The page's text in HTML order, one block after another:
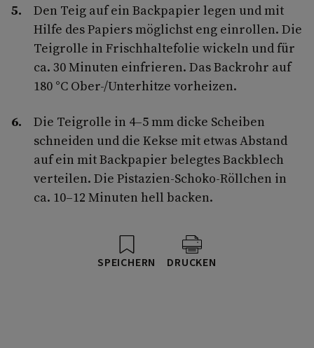
Den Teig auf ein Backpapier legen und mit
Hilfe des Papiers möglichst eng einrollen. Die
Teigrolle in Frischhaltefolie wickeln und für
ca. 30 Minuten einfrieren. Das Backrohr auf
180 °C Ober-/Unterhitze vorheizen.
Die Teigrolle in 4–5 mm dicke Scheiben
schneiden und die Kekse mit etwas Abstand
auf ein mit Backpapier belegtes Backblech
verteilen. Die Pistazien-Schoko-Röllchen in
ca. 10–12 Minuten hell backen.
SPEICHERN DRUCKEN